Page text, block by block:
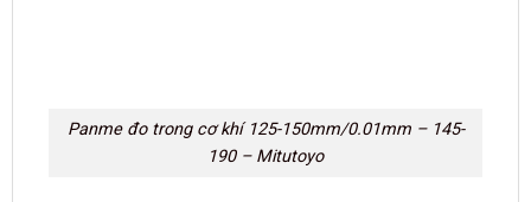
Panme đo trong cơ khí 125-150mm/0.01mm – 145-
190 – Mitutoyo